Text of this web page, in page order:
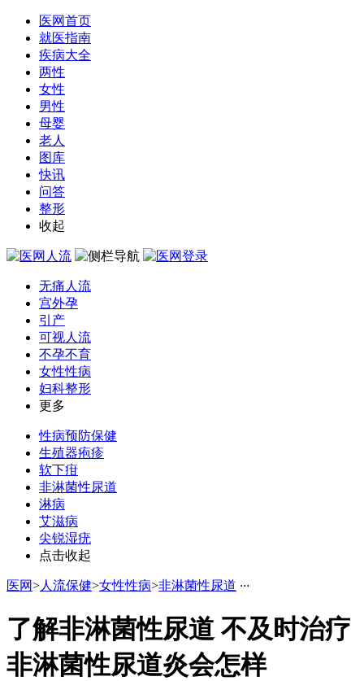
医网首页
就医指南
疾病大全
两性
女性
男性
母婴
老人
图库
快讯
问答
整形
收起
无痛人流
宫外孕
引产
可视人流
不孕不育
女性性病
妇科整形
更多
性病预防保健
生殖器疱疹
软下疳
非淋菌性尿道
淋病
艾滋病
尖锐湿疣
点击收起
医网>人流保健>女性性病>非淋菌性尿道 ···
了解非淋菌性尿道 不及时治疗
非淋菌性尿道炎会怎样